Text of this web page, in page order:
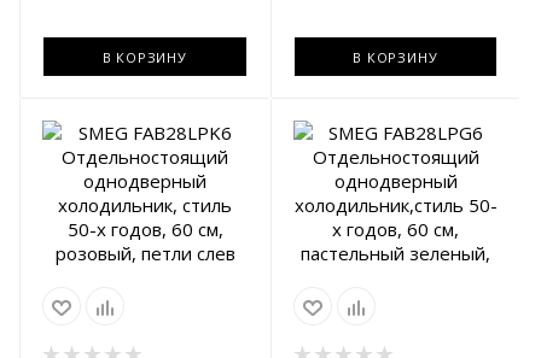
В КОРЗИНУ В КОРЗИНУ